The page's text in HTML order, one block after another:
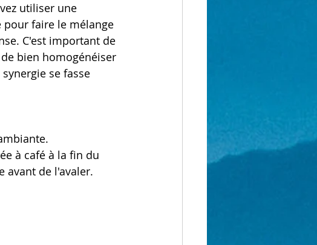
utiliser une
pour faire le mélange
C'est important de
bien homogénéiser
se fasse
à café à la fin du
avant de l'avaler.